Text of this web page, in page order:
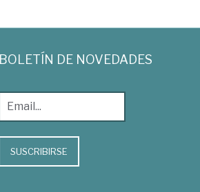
BOLETÍN DE NOVEDADES
SUSCRIBIRSE